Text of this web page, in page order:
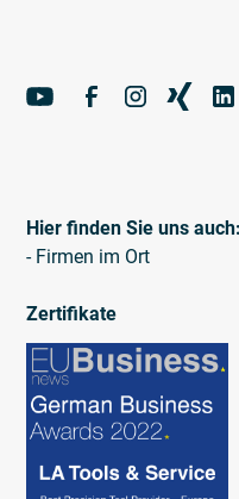
Hier finden Sie uns auch:
- Firmen im Ort
Zertifikate